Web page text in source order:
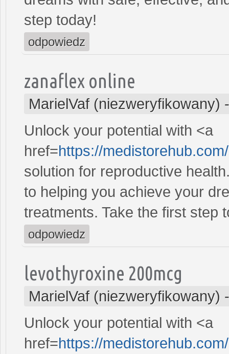
step today!
odpowiedz
zanaflex online
MarielVaf (niezweryfikowany)
Unlock your potential with <a
href=https://
solution for reproductive
to helping you achieve your
treatments. Take the first step
odpowiedz
levothyroxine 200mcg
MarielVaf (niezweryfikowany)
Unlock your potential with <a
href=https://